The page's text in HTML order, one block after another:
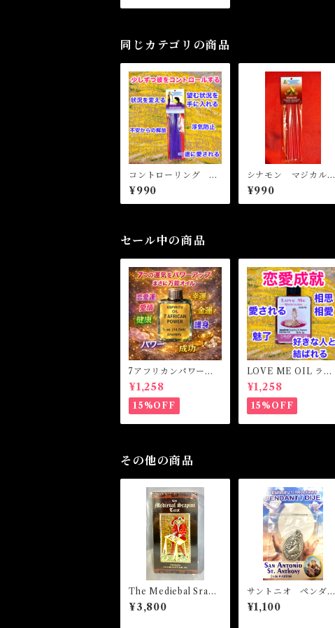
LIFE Magical Stick
同じカテゴリの商品
コントローリング マ
ジカルスティックイン
センス CONTROLL
ING Magical Stick I
¥990
シナモン マジカルス
ティックインセンス
CINNAMON Magic
al Stick Incense
¥990
セール中の商品
7アフリカンパワー
マジカルオイル・魔女
オイル 7AFRICAN
POWERS Magical O
il
¥1,258
15%OFF
LOVE ME OIL ラブ
ミーオイル -相思相
愛・愛される-
¥1,258
15%OFF
その他の商品
The Mediebal Srapi
ni Tarot ザ・メディー
バルスラピニタロット
¥3,800
サントニオ ペンダン
ト
¥1,100